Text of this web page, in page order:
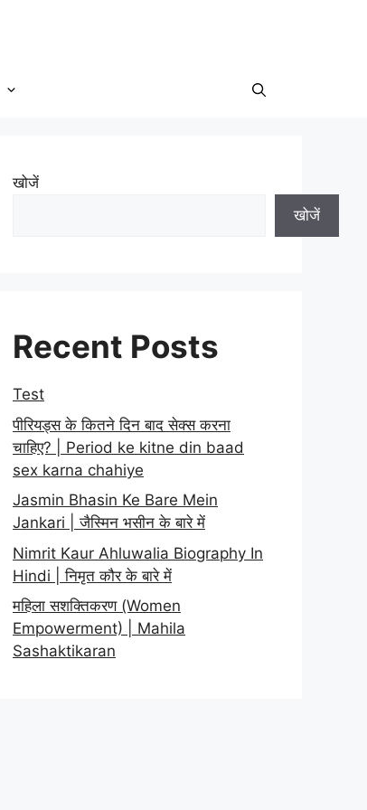
खोजें
खोजें
Recent Posts
Test
पीरियड्स के कितने दिन बाद सेक्स करना
चाहिए? | Period ke kitne din baad
sex karna chahiye
Jasmin Bhasin Ke Bare Mein
Jankari | जैस्मिन भसीन के बारे में
Nimrit Kaur Ahluwalia Biography In
Hindi | निमृत कौर के बारे में
महिला सशक्तिकरण (Women
Empowerment) | Mahila
Sashaktikaran